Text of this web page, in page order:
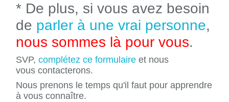
* De plus, si vous avez besoin
de parler à une vrai personne,
nous sommes là pour vous.
SVP, complétez ce formulaire et nous
vous contacterons.
Nous prenons le temps qu'il faut pour apprendre
à vous connaître.